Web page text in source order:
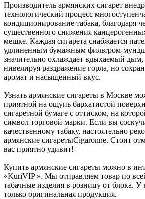
Производитель армянских сигарет
технологический процесс
кондиционирование табака, благодаря
существенного снижения
мешке. Каждая сигарета снабжается
удлиненным бумажным фильтром-
значительно охлаждает вдыхаемый
нивелируя раздражение горла, но
аромат и насыщенный вкус.
Узнать армянские сигареты в Москве
приятной на ощупь бархатистой
сигаретной бумаге с оттиском, на
символ торговой марки. Если вы
качественному табаку, настоятельно
армянские сигаретыCigaronne. Стоит
вас приятно удивит!
Купить армянские сигареты можно в
«KuriVIP ». Мы отправляем товар по
табачные изделия в розницу от блока. У
только оригинальная продукция.